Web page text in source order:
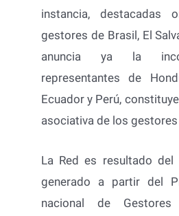
instancia, destacadas
gestores de Brasil, El
anuncia ya la
representantes de
Ecuador y Perú,
asociativa de los
La Red es resultado del
generado a partir del
nacional de